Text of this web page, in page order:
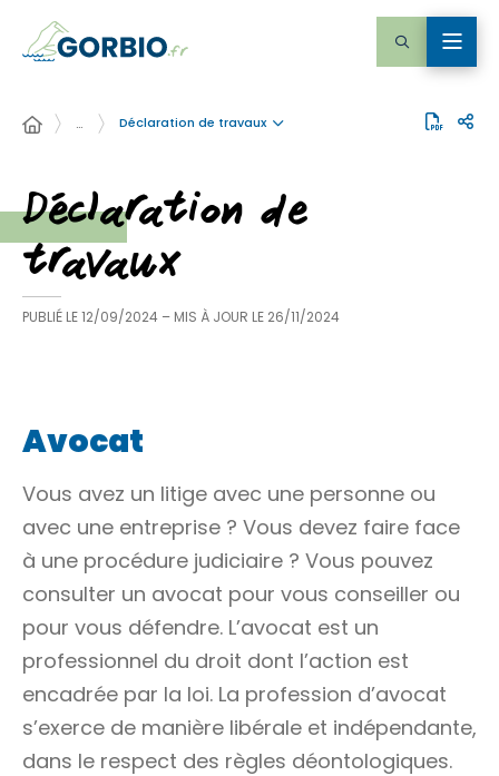
… Déclaration de travaux
Déclaration de
travaux
PUBLIÉ LE12/09/2024 – MIS À JOUR LE 26/11/2024
Avocat
Vous avez un litige avec une personne ou
avec une entreprise ? Vous devez faire face
à une procédure judiciaire ? Vous pouvez
consulter un avocat pour vous conseiller ou
pour vous défendre. L’avocat est un
professionnel du droit dont l’action est
encadrée par la loi. La profession d’avocat
s’exerce de manière libérale et indépendante,
dans le respect des règles déontologiques.